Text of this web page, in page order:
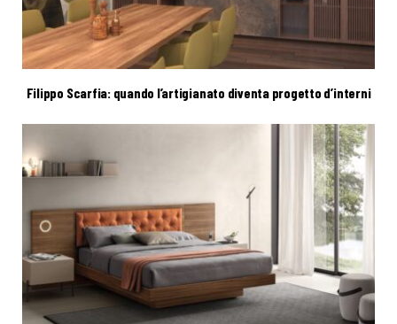
Filippo Scarfia: quando l’artigianato diventa progetto d’interni